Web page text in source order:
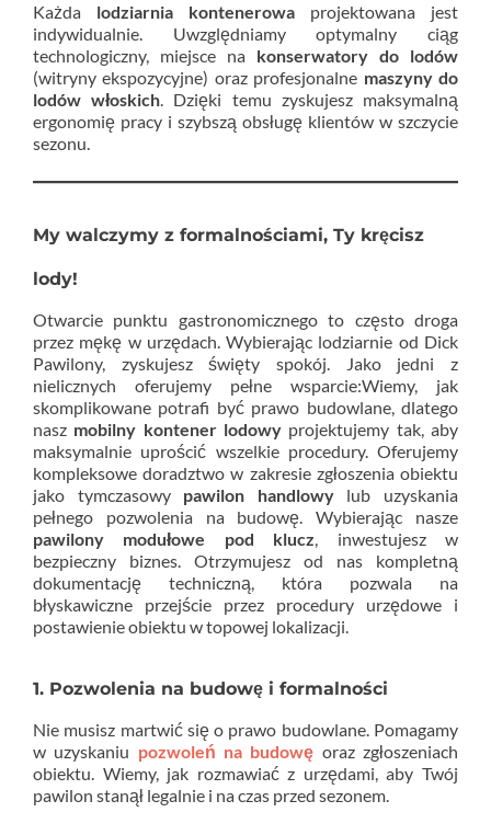
Każda lodziarnia kontenerowa projektowana jest
indywidualnie. Uwzględniamy optymalny ciąg
technologiczny, miejsce na konserwatory do lodów
(witryny ekspozycyjne) oraz profesjonalne maszyny do
lodów włoskich. Dzięki temu zyskujesz maksymalną
ergonomię pracy i szybszą obsługę klientów w szczycie
sezonu.
My walczymy z formalnościami, Ty kręcisz
lody!
Otwarcie punktu gastronomicznego to często droga
przez mękę w urzędach. Wybierając lodziarnie od Dick
Pawilony, zyskujesz święty spokój. Jako jedni z
nielicznych oferujemy pełne wsparcie:Wiemy, jak
skomplikowane potrafi być prawo budowlane, dlatego
nasz mobilny kontener lodowy projektujemy tak, aby
maksymalnie uprościć wszelkie procedury. Oferujemy
kompleksowe doradztwo w zakresie zgłoszenia obiektu
jako tymczasowy pawilon handlowylub uzyskania
pełnego pozwolenia na budowę. Wybierając nasze
pawilony modułowe pod klucz, inwestujesz w
bezpieczny biznes. Otrzymujesz od nas kompletną
dokumentację techniczną, która pozwala na
błyskawiczne przejście przez procedury urzędowe i
postawienie obiektu w topowej lokalizacji.
1. Pozwolenia na budowę i formalności
Nie musisz martwić się o prawo budowlane. Pomagamy
w uzyskaniu pozwoleń na budowę oraz zgłoszeniach
obiektu. Wiemy, jak rozmawiać z urzędami, aby Twój
pawilon stanął legalnie i na czas przed sezonem.